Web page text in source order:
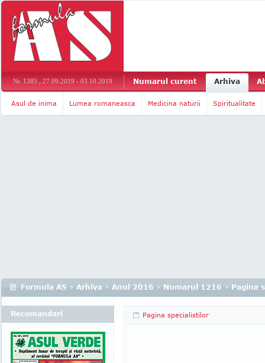
Nr. 1385 , 27.09.2019 - 03.10.2019 Numarul curent Arhiva
Asul de inima Lumea romaneasca Medicina naturii Spiritualitate
Formula AS › Arhiva › Anul 2016 › Numarul 1216 › Pagina
Pagina specialistilor
Recomandari